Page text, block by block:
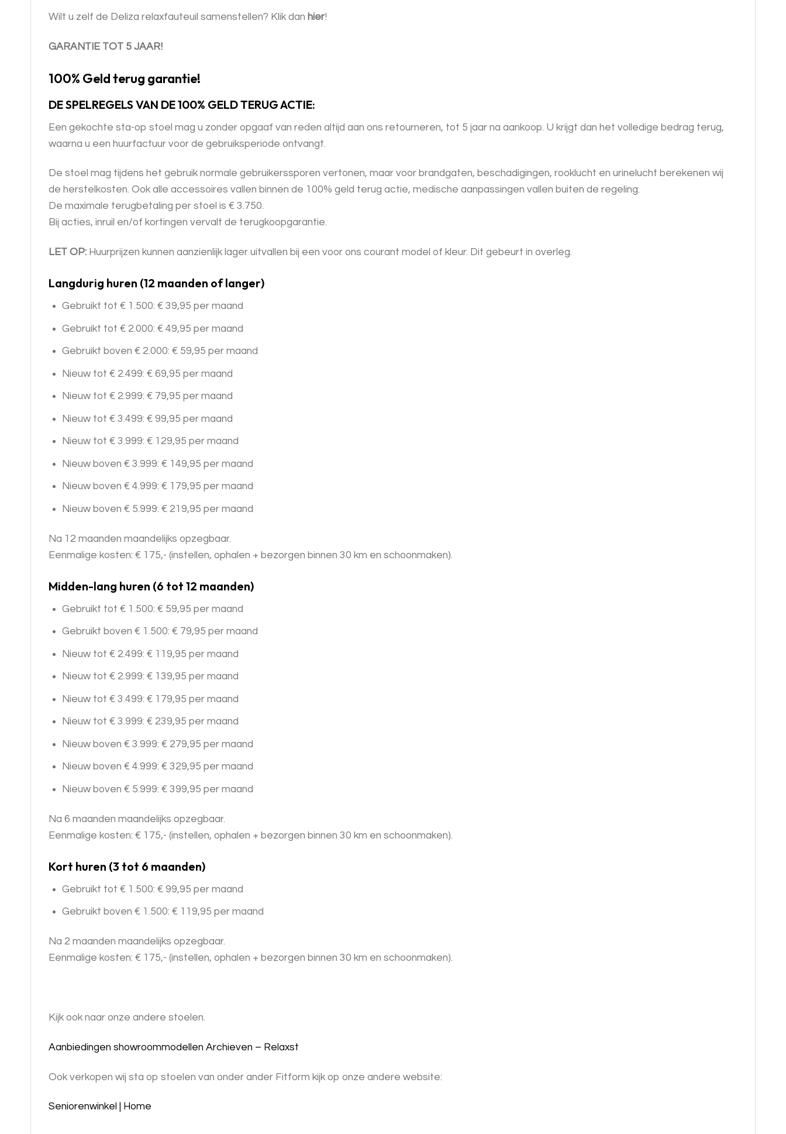
Wilt u zelf de Deliza relaxfauteuil samenstellen? Klik dan hier!
GARANTIE TOT 5 JAAR!
100% Geld terug garantie!
DE SPELREGELS VAN DE 100% GELD TERUG ACTIE:
Een gekochte sta-op stoel mag u zonder opgaaf van reden altijd aan ons retourneren, tot 5 jaar na aankoop. U krijgt dan het volledige bedrag terug,
waarna u een huurfactuur voor de gebruiksperiode ontvangt.
De stoel mag tijdens het gebruik normale gebruikerssporen vertonen, maar voor brandgaten, beschadigingen, rooklucht en urinelucht berekenen wij
de herstelkosten. Ook alle accessoires vallen binnen de 100% geld terug actie, medische aanpassingen vallen buiten de regeling.
De maximale terugbetaling per stoel is € 3.750.
Bij acties, inruil en/of kortingen vervalt de terugkoopgarantie.
LET OP: Huurprijzen kunnen aanzienlijk lager uitvallen bij een voor ons courant model of kleur. Dit gebeurt in overleg.
Langdurig huren (12 maanden of langer)
Gebruikt tot € 1.500: € 39,95 per maand
Gebruikt tot € 2.000: € 49,95 per maand
Gebruikt boven € 2.000: € 59,95 per maand
Nieuw tot € 2.499: € 69,95 per maand
Nieuw tot € 2.999: € 79,95 per maand
Nieuw tot € 3.499: € 99,95 per maand
Nieuw tot € 3.999: € 129,95 per maand
Nieuw boven € 3.999: € 149,95 per maand
Nieuw boven € 4.999: € 179,95 per maand
Nieuw boven € 5.999: € 219,95 per maand
Na 12 maanden maandelijks opzegbaar.
Eenmalige kosten: € 175,- (instellen, ophalen + bezorgen binnen 30 km en schoonmaken).
Midden-lang huren (6 tot 12 maanden)
Gebruikt tot € 1.500: € 59,95 per maand
Gebruikt boven € 1.500: € 79,95 per maand
Nieuw tot € 2.499: € 119,95 per maand
Nieuw tot € 2.999: € 139,95 per maand
Nieuw tot € 3.499: € 179,95 per maand
Nieuw tot € 3.999: € 239,95 per maand
Nieuw boven € 3.999: € 279,95 per maand
Nieuw boven € 4.999: € 329,95 per maand
Nieuw boven € 5.999: € 399,95 per maand
Na 6 maanden maandelijks opzegbaar.
Eenmalige kosten: € 175,- (instellen, ophalen + bezorgen binnen 30 km en schoonmaken).
Kort huren (3 tot 6 maanden)
Gebruikt tot € 1.500: € 99,95 per maand
Gebruikt boven € 1.500: € 119,95 per maand
Na 2 maanden maandelijks opzegbaar.
Eenmalige kosten: € 175,- (instellen, ophalen + bezorgen binnen 30 km en schoonmaken).
Kijk ook naar onze andere stoelen.
Aanbiedingen showroommodellen Archieven – Relaxst
Ook verkopen wij sta op stoelen van onder ander Fitform kijk op onze andere website:
Seniorenwinkel | Home